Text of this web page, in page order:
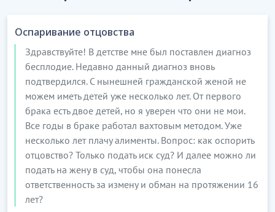
Оспаривание отцовства
Здравствуйте! В детстве мне был поставлен диагноз
бесплодие. Недавно данный диагноз вновь
подтвердился. С нынешней гражданской женой не
можем иметь детей уже несколько лет. От первого
брака есть двое детей, но я уверен что они не мои.
Все годы в браке работал вахтовым методом. Уже
несколько лет плачу алименты. Вопрос: как оспорить
отцовство? Только подать иск суд? И далее можно ли
подать на жену в суд, чтобы она понесла
ответственность за измену и обман на протяжении 16
лет?